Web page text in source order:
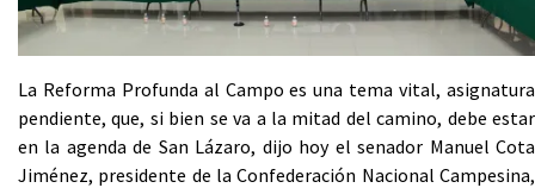
La Reforma Profunda al Campo es una tema vital, asignatura
pendiente, que, si bien se va a la mitad del camino, debe estar
en la agenda de San Lázaro, dijo hoy el senador Manuel Cota
Jiménez, presidente de la Confederación Nacional Campesina,